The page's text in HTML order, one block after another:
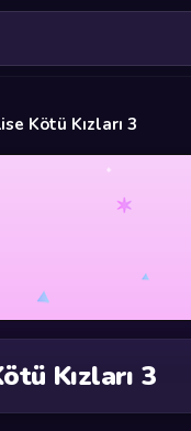
Kötü Kızları 3
Kızları 3